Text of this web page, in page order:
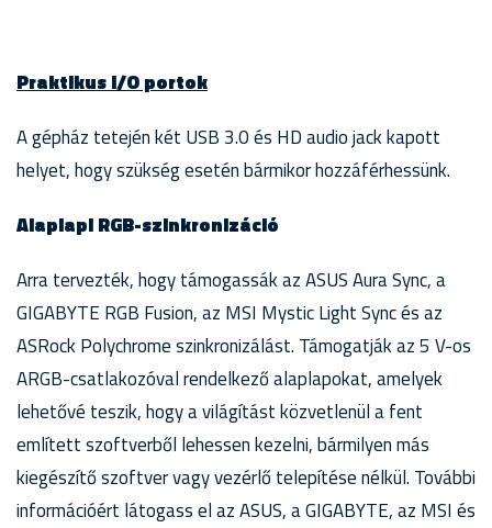
Praktikus I/O portok
A gépház tetején két USB 3.0 és HD audio jack kapott
helyet, hogy szükség esetén bármikor hozzáférhessünk.
Alaplapi RGB-szinkronizáció
Arra tervezték, hogy támogassák az ASUS Aura Sync, a
GIGABYTE RGB Fusion, az MSI Mystic Light Sync és az
ASRock Polychrome szinkronizálást. Támogatják az 5 V-os
ARGB-csatlakozóval rendelkező alaplapokat, amelyek
lehetővé teszik, hogy a világítást közvetlenül a fent
említett szoftverből lehessen kezelni, bármilyen más
kiegészítő szoftver vagy vezérlő telepítése nélkül. További
információért látogass el az ASUS, a GIGABYTE, az MSI és